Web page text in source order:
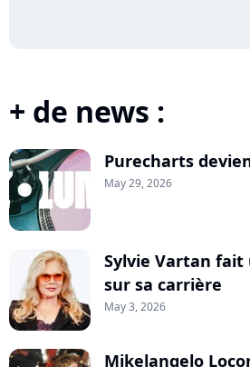
+ de news :
Purecharts
May 29, 2026
Sylvie Vartan
sur sa carrière
May 3, 2026
Mikelangelo